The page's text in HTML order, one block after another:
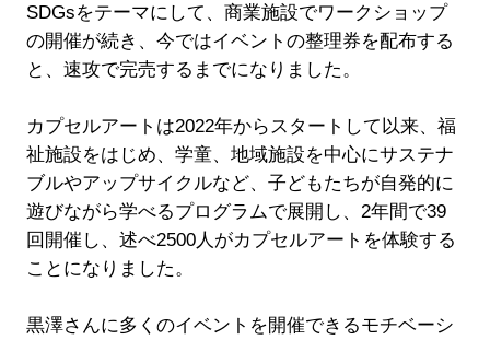
SDGsをテーマにして、商業施設でワークショップ
の開催が続き、今ではイベントの整理券を配布する
と、速攻で完売するまでになりました。
カプセルアートは2022年からスタートして以来、福
祉施設をはじめ、学童、地域施設を中心にサステナ
ブルやアップサイクルなど、子どもたちが自発的に
遊びながら学べるプログラムで展開し、2年間で39
回開催し、述べ2500人がカプセルアートを体験する
ことになりました。
黒澤さんに多くのイベントを開催できるモチベーシ